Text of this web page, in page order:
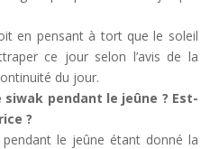
en pensant à tort que le soleil
ce jour selon l’avis de la
du jour.
siwak pendant le jeûne ? Est-
?
le jeûne étant donné la